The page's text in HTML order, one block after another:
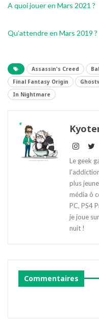
A quoi jouer en Mars 2021 ?
Qu’attendre en Mars 2019 ?
Assassin's Creed
Final Fantasy Origin
In Nightmare
Le geek
plus
média ô
PC, PS4
je joue
nuit !
Commentaires